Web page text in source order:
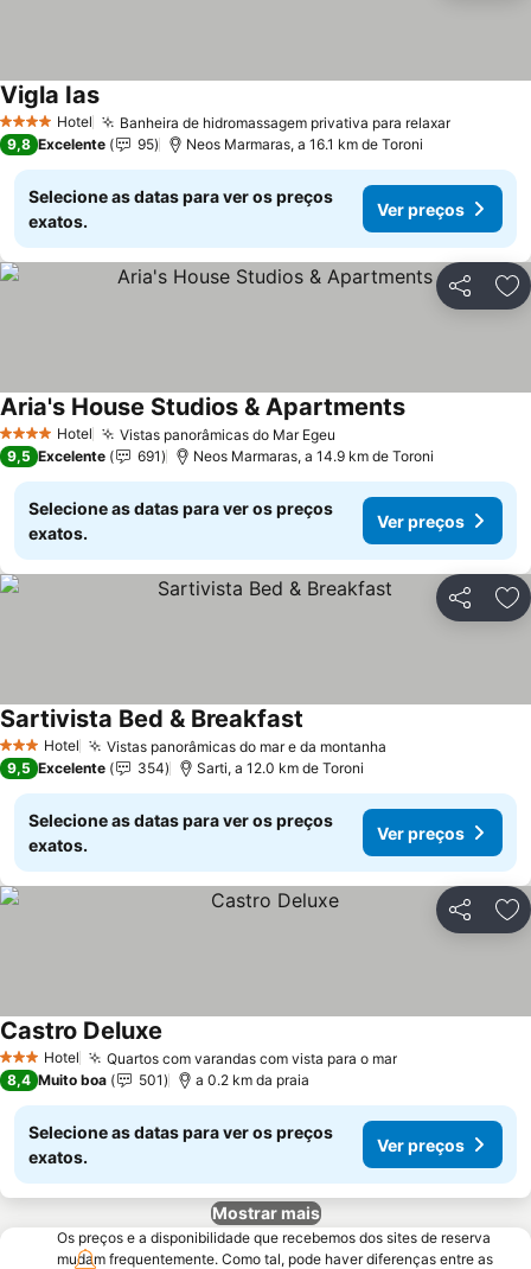
4 EstrelasHotel Banheira de hidromassagem privativa para relaxar
Vigla Ias
9,8 Excelente 95 Neos Marmaras, a 16.1 km de Toroni
Selecione as datas para ver os preços
exatos.
Ver preços
Partilhar
4 EstrelasHotel Vistas panorâmicas do Mar Egeu
Aria's House Studios & Apartments
9,5 Excelente 691 Neos Marmaras, a 14.9 km de Toroni
Selecione as datas para ver os preços
exatos.
Ver preços
Partilhar
3 EstrelasHotel Vistas panorâmicas do mar e da montanha
Sartivista Bed & Breakfast
9,5 Excelente 354 Sarti, a 12.0 km de Toroni
Selecione as datas para ver os preços
exatos.
Ver preços
Partilhar
3 EstrelasHotel Quartos com varandas com vista para o mar
Castro Deluxe
8,4 Muito boa 501 a 0.2 km da praia
Selecione as datas para ver os preços
exatos.
Ver preços
Mostrar mais
Os preços e a disponibilidade que recebemos dos sites de reserva
mudam frequentemente. Como tal, pode haver diferenças entre as